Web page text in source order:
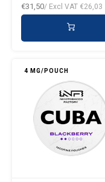
€31,50/ Excl VAT €26,03
4 MG/POUCH